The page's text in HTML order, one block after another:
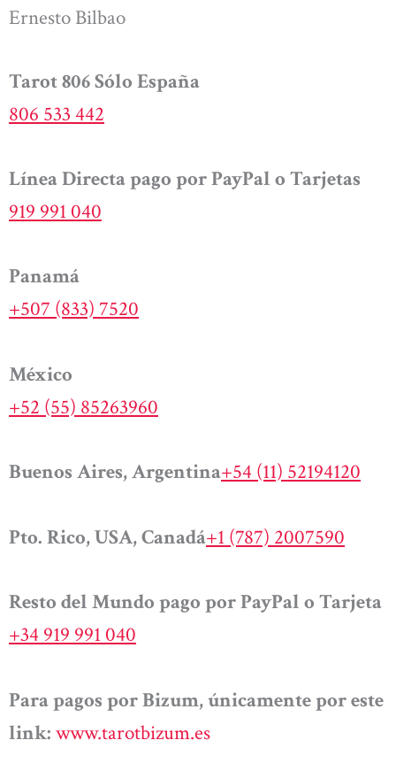
Ernesto Bilbao
Tarot 806 Sólo España
806 533 442
Línea Directa pago por PayPal o Tarjetas
919 991 040
Panamá
+507 (833) 7520
México
+52 (55) 85263960
Buenos Aires, Argentina+54 (11) 52194120
Pto. Rico, USA, Canadá+1 (787) 2007590
Resto del Mundo pago por PayPal o Tarjeta
+34 919 991 040
Para pagos por Bizum, únicamente por este
link: www.tarotbizum.es